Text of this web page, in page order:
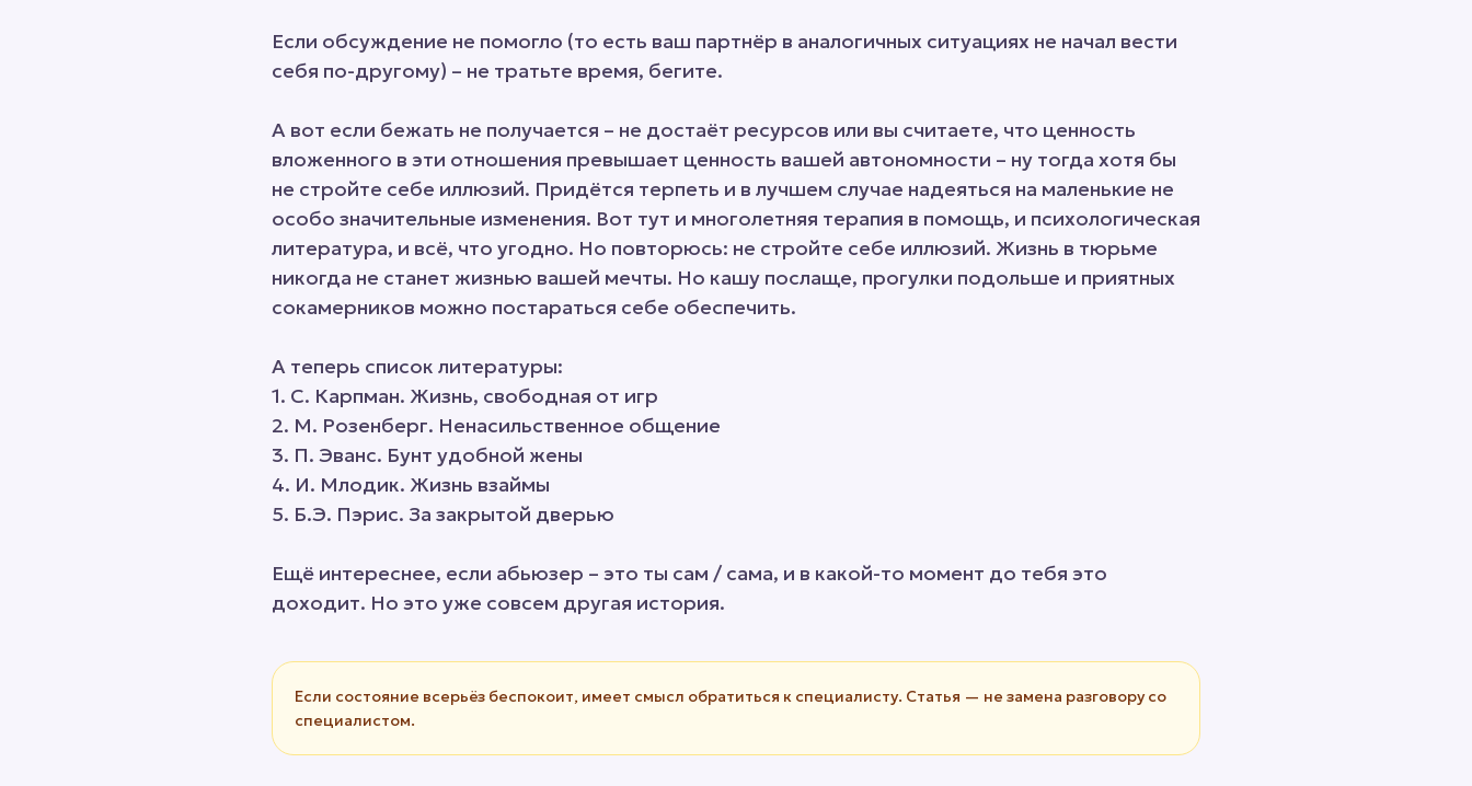
Если обсуждение не помогло (то есть ваш партнёр в аналогичных ситуациях не начал вести
себя по-другому) – не тратьте время, бегите.
А вот если бежать не получается – не достаёт ресурсов или вы считаете, что ценность
вложенного в эти отношения превышает ценность вашей автономности – ну тогда хотя бы
не стройте себе иллюзий. Придётся терпеть и в лучшем случае надеяться на маленькие не
особо значительные изменения. Вот тут и многолетняя терапия в помощь, и психологическая
литература, и всё, что угодно. Но повторюсь: не стройте себе иллюзий. Жизнь в тюрьме
никогда не станет жизнью вашей мечты. Но кашу послаще, прогулки подольше и приятных
сокамерников можно постараться себе обеспечить.
А теперь список литературы:
1. С. Карпман. Жизнь, свободная от игр
2. М. Розенберг. Ненасильственное общение
3. П. Эванс. Бунт удобной жены
4. И. Млодик. Жизнь взаймы
5. Б.Э. Пэрис. За закрытой дверью
Ещё интереснее, если абьюзер – это ты сам / сама, и в какой-то момент до тебя это
доходит. Но это уже совсем другая история.
Если состояние всерьёз беспокоит, имеет смысл обратиться к специалисту. Статья — не замена разговору со
специалистом.